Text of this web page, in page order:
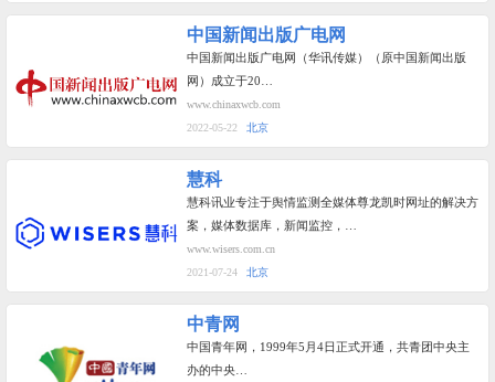
中国新闻出版广电网
中国新闻出版广电网（华讯传媒）（原中国新闻出版
网）成立于20…
www.chinaxwcb.com
2022-05-22
北京
慧科
慧科讯业专注于舆情监测全媒体尊龙凯时网址的解决方
案，媒体数据库，新闻监控，…
www.wisers.com.cn
2021-07-24
北京
中青网
中国青年网，1999年5月4日正式开通，共青团中央主
办的中央…